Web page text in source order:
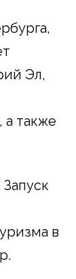
Эл,
также
в